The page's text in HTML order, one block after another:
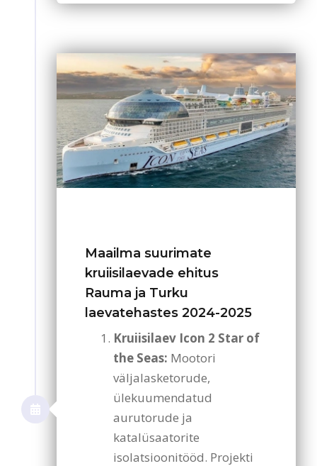
Maailma suurimate
kruiisilaevade ehitus
Rauma ja Turku
laevatehastes 2024-2025
Kruiisilaev Icon 2 Star of
the Seas: Mootori
väljalasketorude,
ülekuumendatud
aurutorude ja
katalüsaatorite
isolatsioonitööd. Projekti